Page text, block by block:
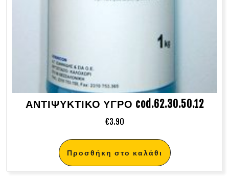
ΑΝΤΙΨΥΚΤΙΚΟ ΥΓΡΟ cod.62.30.50.12
€3.90
Προσθήκη στο καλάθι